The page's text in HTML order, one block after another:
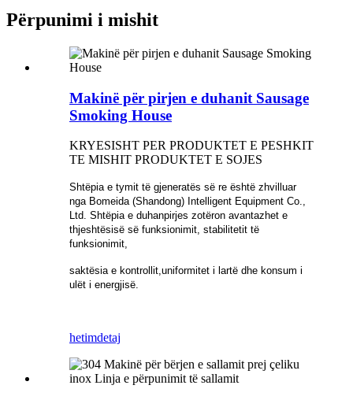
Përpunimi i mishit
Makinë për pirjen e duhanit Sausage
Smoking House
KRYESISHT PER PRODUKTET E PESHKIT
TE MISHIT PRODUKTET E SOJES
Shtëpia e tymit të gjeneratës së re është zhvilluar
nga Bomeida (Shandong) Intelligent Equipment Co.,
Ltd. Shtëpia e duhanpirjes zotëron avantazhet e
thjeshtësisë së funksionimit, stabilitetit të
funksionimit,
saktësia e kontrollit,uniformitet i lartë dhe konsum i
ulët i energjisë.
hetimdetaj